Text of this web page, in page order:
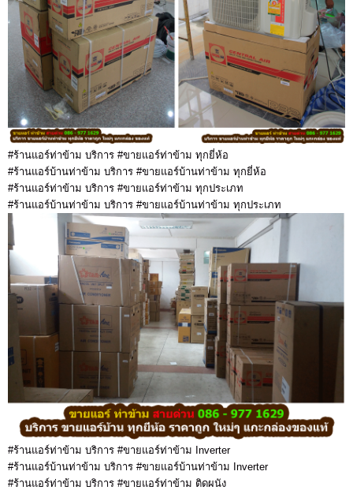
#ร้านแอร์ท่าข้าม บริการ #ขายแอร์ท่าข้าม ทุกยี่ห้อ
#ร้านแอร์บ้านท่าข้าม บริการ #ขายแอร์บ้านท่าข้าม ทุกยี่ห้อ
#ร้านแอร์ท่าข้าม บริการ #ขายแอร์ท่าข้าม ทุกประเภท
#ร้านแอร์บ้านท่าข้าม บริการ #ขายแอร์บ้านท่าข้าม ทุกประเภท
#ร้านแอร์ท่าข้าม บริการ #ขายแอร์ท่าข้าม Inverter
#ร้านแอร์บ้านท่าข้าม บริการ #ขายแอร์บ้านท่าข้าม Inverter
#ร้านแอร์ท่าข้าม บริการ #ขายแอร์ท่าข้าม ติดผนัง